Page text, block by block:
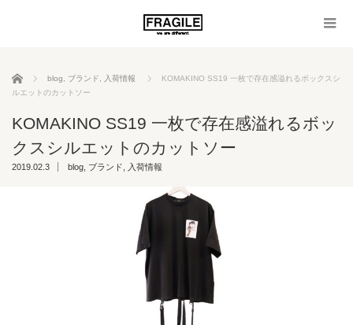
ホーム blog ブランド 入荷情報
KOMAKINO SS19 一枚で存在感溢れるボックスシ
ルエットのカットソー
KOMAKINO SS19 一枚で存在感溢れるボッ
クスシルエットのカットソー
2019.02.3 blog ブランド 入荷情報